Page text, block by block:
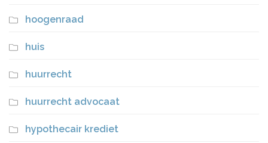
hoogenraad
huis
huurrecht
huurrecht advocaat
hypothecair krediet